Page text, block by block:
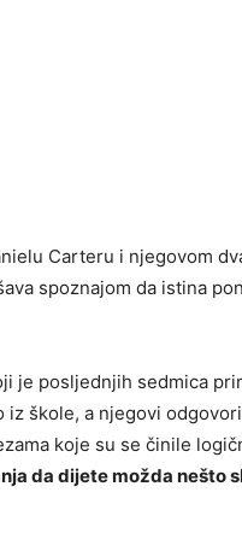
Carteru i njegovom
spoznajom da istina
je posljednjih sedmica
iz škole, a njegovi
koje su se činile
da dijete možda nešto